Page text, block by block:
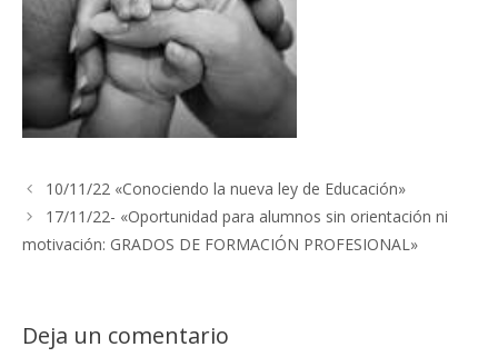
10/11/22 «Conociendo la nueva ley de Educación»
17/11/22- «Oportunidad para alumnos sin orientación ni
motivación: GRADOS DE FORMACIÓN PROFESIONAL»
Deja un comentario